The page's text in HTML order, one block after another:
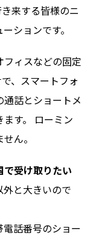
来する皆様のニ
ションです。
ィスなどの固定
、スマートフォ
話とショートメ
す。 ローミン
ん。
で受け取りたい
外と大きいので
話番号のショー